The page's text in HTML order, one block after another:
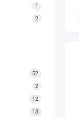
1
2
52
2
12
13